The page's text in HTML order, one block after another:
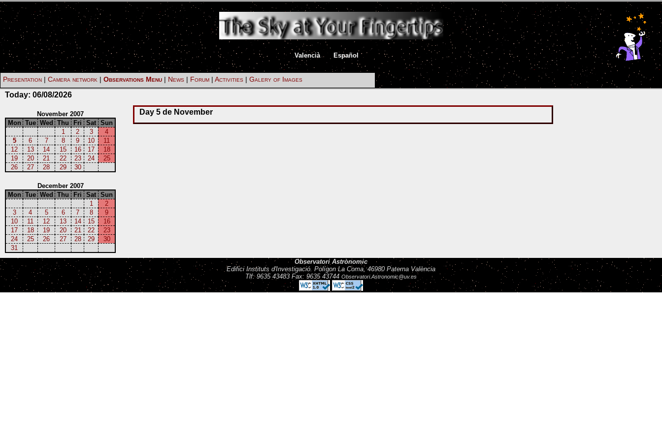
Valencià| Español |
Presentation | Camera network | Observations Menu | News | Forum | Activities | Galery of Images
Today: 06/08/2026
November 2007
Mon Tue Wed Thu Fri Sat Sun
1
2 3
4
5
6 7 8 9 10
11
12
13 14 15 16 17
18
19
20 21 22 23 24
25
26
27 28 29 30
December 2007
Mon Tue Wed Thu Fri Sat Sun
1
2
3
4 5 6 7 8
9
10
11 12 13 14 15
16
17
18 19 20 21 22
23
24
25 26 27 28 29
30
31
Day 5 de November
Observatori Astrònomic
Edifici Instituts d'Investigació. Polígon La Coma, 46980 Paterna València
Tlf: 9635 43483 Fax: 9635 43744 Observatori.Astronomic@uv.es